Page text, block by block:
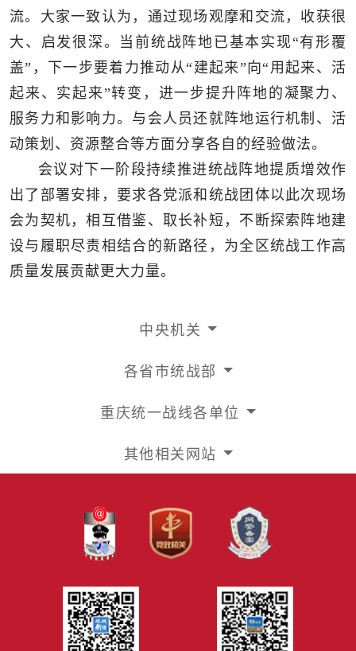
流。大家一致认为，通过现场观摩和交流，收获很
大、启发很深。当前统战阵地已基本实现“有形覆
盖”，下一步要着力推动从“建起来”向“用起来、活
起来、实起来”转变，进一步提升阵地的凝聚力、
服务力和影响力。与会人员还就阵地运行机制、活
动策划、资源整合等方面分享各自的经验做法。
会议对下一阶段持续推进统战阵地提质增效作
出了部署安排，要求各党派和统战团体以此次现场
会为契机，相互借鉴、取长补短，不断探索阵地建
设与履职尽责相结合的新路径，为全区统战工作高
质量发展贡献更大力量。
中央机关
各省市统战部
重庆统一战线各单位
其他相关网站